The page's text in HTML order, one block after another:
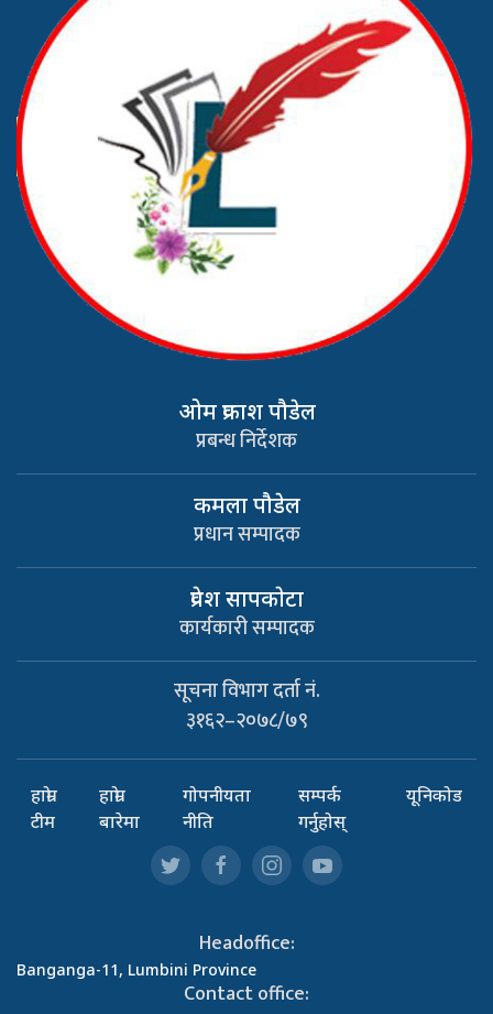
ओम प्रकाश पौडेल
प्रबन्ध निर्देशक
कमला पौडेल
प्रधान सम्पादक
प्रवेश सापकाेटा
कार्यकारी सम्पादक
सूचना विभाग दर्ता नं.
३१६२–२०७८/७९
हाम्रो
टीम
हाम्रो
बारेमा
गोपनीयता
नीति
सम्पर्क
गर्नुहोस्
यूनिकोड
Headoffice:
Banganga-11, Lumbini Province
Contact office: